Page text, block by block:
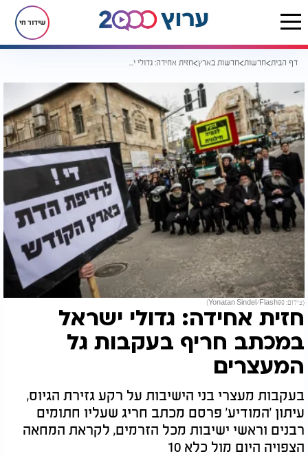
שידור חי
דף הבית חדשות חדשות בארץ חזית אחידה: גדולי ישראל במכתב חריף בעקבות גל המעצרים
(צילום: Yonatan Sindel/Flash90)
חזית אחידה: גדולי ישראל
במכתב חריף בעקבות גל
המעצרים
בעקבות מעצרי בני הישיבות על רקע גזירת הגיוס,
עיתון 'המודיע' פרסם מכתב חריג שעליו חתומים
רבנים וראשי ישיבות מכל הזרמים, לקראת המחאה
הצפויה היום מול כלא 10